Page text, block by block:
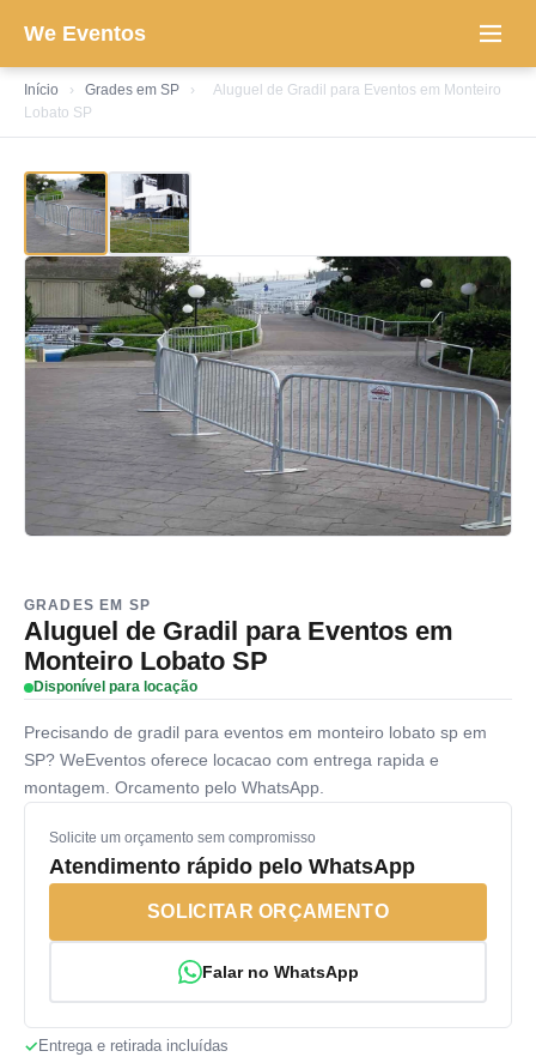
We Eventos
Início › Grades em SP ›
Aluguel de Gradil para Eventos em Monteiro
Lobato SP
GRADES EM SP
Aluguel de Gradil para Eventos em
Monteiro Lobato SP
Disponível para locação
Precisando de gradil para eventos em monteiro lobato sp em
SP? WeEventos oferece locacao com entrega rapida e
montagem. Orcamento pelo WhatsApp.
Solicite um orçamento sem compromisso
Atendimento rápido pelo WhatsApp
SOLICITAR ORÇAMENTO
Falar no WhatsApp
Entrega e retirada incluídas